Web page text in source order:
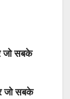
जो सबके
जो सबके